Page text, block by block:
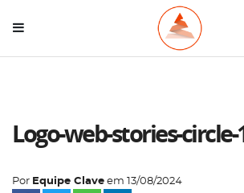
Logo-web-stories-circle-1
Por Equipe Clave em 13/08/2024